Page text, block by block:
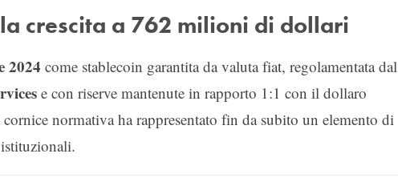
crescita a 762 milioni di dollari
2024 come stablecoin garantita da valuta fiat, regolamentata dal
e con riserve mantenute in rapporto 1:1 con il dollaro
cornice normativa ha rappresentato fin da subito un elemento di